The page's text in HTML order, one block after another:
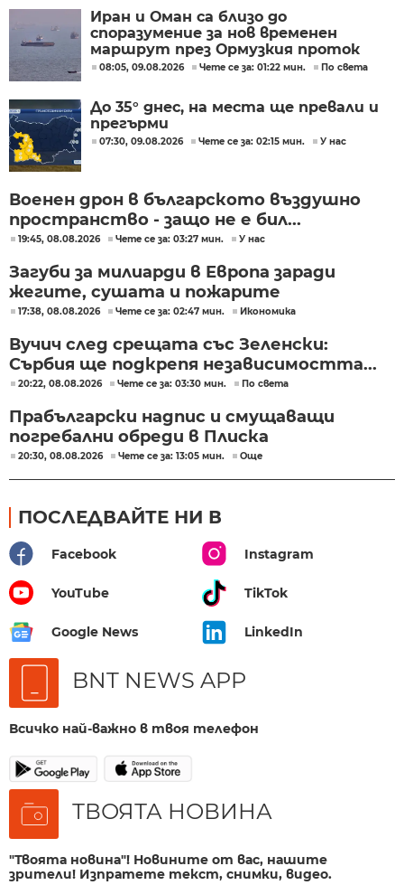
Иран и Оман са близо до
споразумение за нов временен
маршрут през Ормузкия проток
08:05, 09.08.2026 Чете се за: 01:22 мин. По света
До 35° днес, на места ще превали и
прегърми
07:30, 09.08.2026 Чете се за: 02:15 мин. У нас
Военен дрон в българското въздушно
пространство - защо не е бил...
19:45, 08.08.2026 Чете се за: 03:27 мин. У нас
Загуби за милиарди в Европа заради
жегите, сушата и пожарите
17:38, 08.08.2026 Чете се за: 02:47 мин. Икономика
Вучич след срещата със Зеленски:
Сърбия ще подкрепя независимостта...
20:22, 08.08.2026 Чете се за: 03:30 мин. По света
Прабългарски надпис и смущаващи
погребални обреди в Плиска
20:30, 08.08.2026 Чете се за: 13:05 мин. Още
ПОСЛЕДВАЙТЕ НИ В
Facebook Instagram
YouTube TikTok
Google News LinkedIn
BNT NEWS APP
Всичко най-важно в твоя телефон
ТВОЯТА НОВИНА
"Твоята новина"! Новините от вас, нашите
зрители! Изпратете текст, снимки, видео.